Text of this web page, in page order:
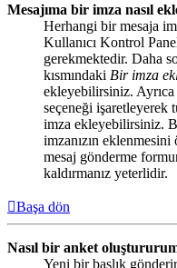
Mesajıma bir imza nasıl
Herhangi bir mesaja
Kullanıcı Kontrol
gerekmektedir. Daha
kısmındaki Bir imza
ekleyebilirsiniz.
seçeneği işaretleyerek
imza ekleyebilirsiniz.
imzanızın
mesaj gönderme
kaldırmanız yeterlidir.
Başa dön
Nasıl bir anket
Yeni bir başlık